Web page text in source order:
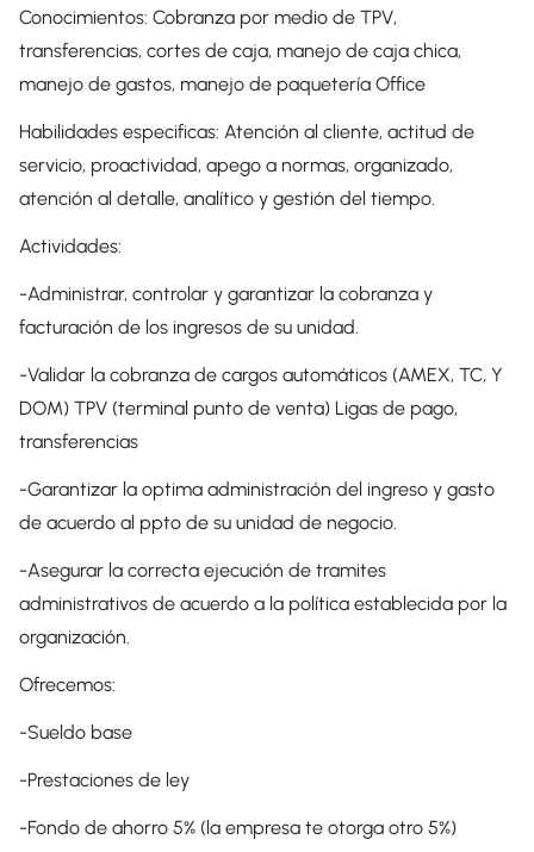
Conocimientos: Cobranza por medio de TPV,
transferencias, cortes de caja, manejo de caja chica,
manejo de gastos, manejo de paquetería Office
Habilidades especificas: Atención al cliente, actitud de
servicio, proactividad, apego a normas, organizado,
atención al detalle, analítico y gestión del tiempo.
Actividades:
-Administrar, controlar y garantizar la cobranza y
facturación de los ingresos de su unidad.
-Validar la cobranza de cargos automáticos (AMEX, TC, Y
DOM) TPV (terminal punto de venta) Ligas de pago,
transferencias
-Garantizar la optima administración del ingreso y gasto
de acuerdo al ppto de su unidad de negocio.
-Asegurar la correcta ejecución de tramites
administrativos de acuerdo a la política establecida por la
organización.
Ofrecemos:
-Sueldo base
-Prestaciones de ley
-Fondo de ahorro 5% (la empresa te otorga otro 5%)